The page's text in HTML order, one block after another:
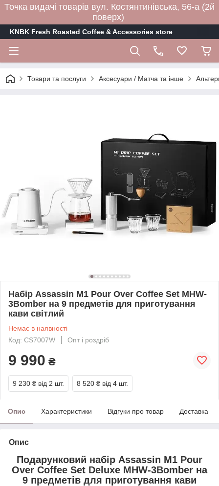
Точка видачі товарів вул. Костянтинівська, 56-а (2й
поверх)
KNBK Fresh Roasted Coffee & Accessories store
Товари та послуги Аксесуари / Матча та інше
Набір Assassin M1 Pour Over Coffee Set MHW-
3Bomber на 9 предметів для приготування
кави світлий
Немає в наявності
Код: CS7007W
Опт і роздріб
9 990 ₴
9 230 ₴ від 2 шт. 8 520 ₴ від 4 шт.
Опис Характеристики Відгуки про товар Доставка
Опис
Подарунковий набір Assassin M1 Pour
Over Coffee Set Deluxe MHW-3Bomber на
9 предметів для приготування кави